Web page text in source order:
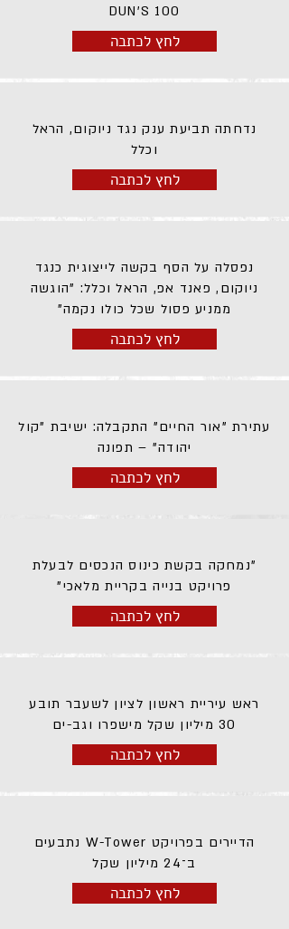
DUN'S 100
לחץ לכתבה
נדחתה תביעת ענק נגד ניוקום, הראל
וכלל
לחץ לכתבה
נפסלה על הסף בקשה לייצוגית כנגד
ניוקום, פאנד אפ, הראל וכלל: "הוגשה
ממניע פסול שכל כולו נקמה"
לחץ לכתבה
עתירת "אור החיים" התקבלה: ישיבת "קול
יהודה" – תפונה
לחץ לכתבה
"נמחקה בקשת כינוס הנכסים לבעלת
פרויקט בנייה בקריית מלאכי"
לחץ לכתבה
ראש עיריית ראשון לציון לשעבר תובע
30 מיליון שקל מישפרו וגב-ים
לחץ לכתבה
הדיירים בפרויקט W-Tower נתבעים
ב־24 מיליון שקל
לחץ לכתבה